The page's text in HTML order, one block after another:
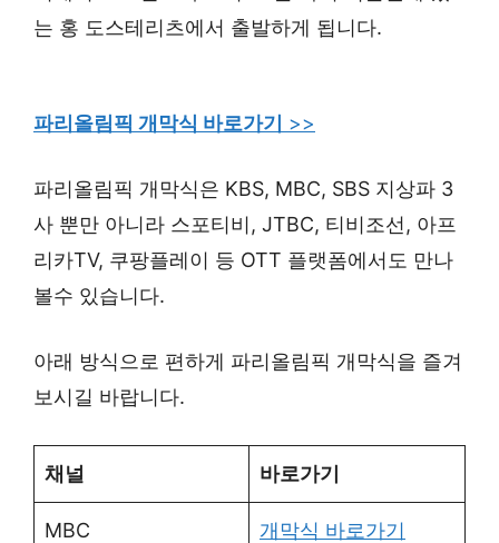
는 홍 도스테리츠에서 출발하게 됩니다.
파리올림픽 개막식 바로가기 >>
파리올림픽 개막식은 KBS, MBC, SBS 지상파 3
사 뿐만 아니라 스포티비, JTBC, 티비조선, 아프
리카TV, 쿠팡플레이 등 OTT 플랫폼에서도 만나
볼수 있습니다.
아래 방식으로 편하게 파리올림픽 개막식을 즐겨
보시길 바랍니다.
채널 바로가기
MBC 개막식 바로가기